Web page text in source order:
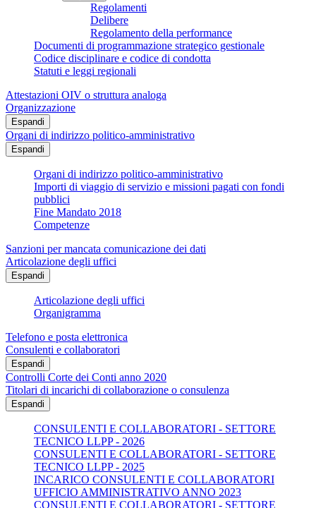
Regolamenti
Delibere
Regolamento della performance
Documenti di programmazione strategico gestionale
Codice disciplinare e codice di condotta
Statuti e leggi regionali
Attestazioni OIV o struttura analoga
Organizzazione
Espandi
Organi di indirizzo politico-amministrativo
Espandi
Organi di indirizzo politico-amministrativo
Importi di viaggio di servizio e missioni pagati con fondi
pubblici
Fine Mandato 2018
Competenze
Sanzioni per mancata comunicazione dei dati
Articolazione degli uffici
Espandi
Articolazione degli uffici
Organigramma
Telefono e posta elettronica
Consulenti e collaboratori
Espandi
Controlli Corte dei Conti anno 2020
Titolari di incarichi di collaborazione o consulenza
Espandi
CONSULENTI E COLLABORATORI - SETTORE
TECNICO LLPP - 2026
CONSULENTI E COLLABORATORI - SETTORE
TECNICO LLPP - 2025
INCARICO CONSULENTI E COLLABORATORI
UFFICIO AMMINISTRATIVO ANNO 2023
CONSULENTI E COLLABORATORI - SETTORE